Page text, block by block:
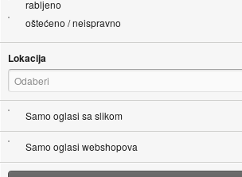
rabljeno
oštećeno / neispravno
Lokacija
Odaberi
Samo oglasi sa slikom
Samo oglasi webshopova